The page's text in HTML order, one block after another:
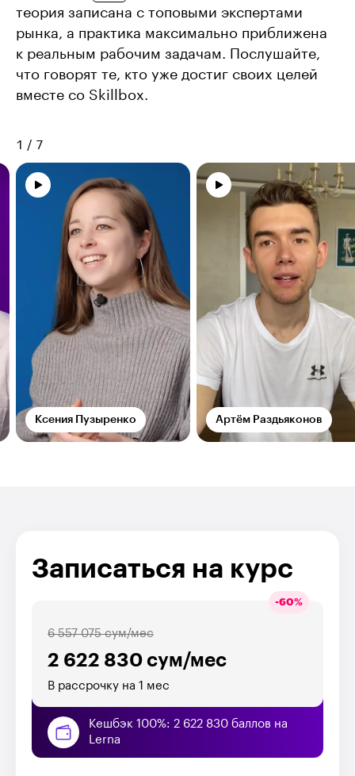
теория записана с топовыми экспертами
рынка, а практика максимально приближена
к реальным рабочим задачам. Послушайте,
что говорят те, кто уже достиг своих целей
вместе со Skillbox.
1 / 7
Ксения Пузыренко Артём Раздьяконов
Записаться на курс
-60%
2 622 830 сум/мес
6 557 075 сум/мес
В рассрочку на 1 мес
Кешбэк 100%: 2 622 830 баллов на
Lerna